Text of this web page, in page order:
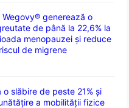
Wegovy® generează o
de până la 22,6% la
menopauzei și reduce
de migrene
slăbire de peste 21% și
a mobilității fizice